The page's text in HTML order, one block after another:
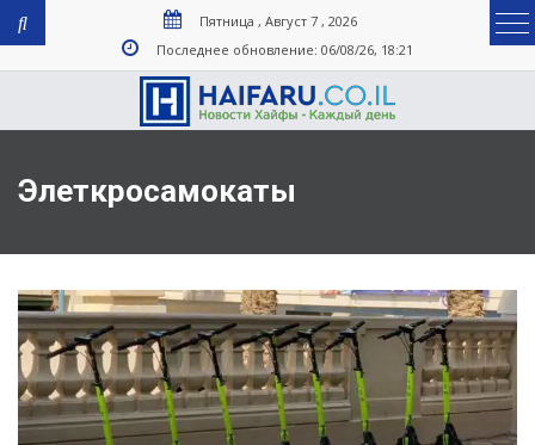
Пятница , Август 7 , 2026
Последнее обновление: 06/08/26, 18:21
Элеткросамокаты